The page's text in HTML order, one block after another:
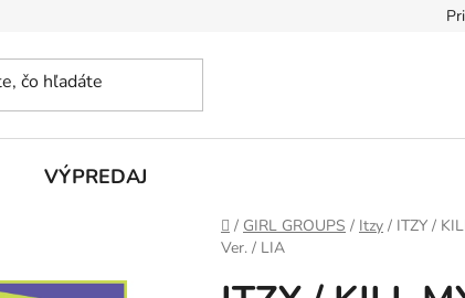
VÝPREDAJ
Domov
/ GIRL GROUPS / Itzy / ITZY /
Ver. / LIA